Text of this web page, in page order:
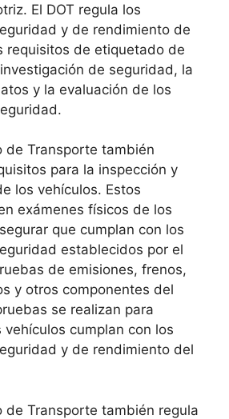
El DOT regula los
y de rendimiento de
requisitos de etiquetado de
de seguridad, la
y la evaluación de los
de Transporte también
para la inspección y
los vehículos. Estos
exámenes físicos de los
que cumplan con los
establecidos por el
de emisiones, frenos,
y otros componentes del
se realizan para
vehículos cumplan con los
y de rendimiento del
de Transporte también regula